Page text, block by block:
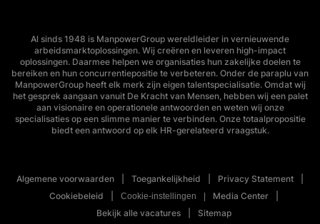
Al sinds 1948 is ManpowerGroup wereldleider in vernieuwende
arbeidsmarktoplossingen. Wij creëren en leveren high-impact
oplossingen. Daarmee helpen we organisaties hun zakelijke doelen te
bereiken en hun concurrentiepositie te verbeteren. Onder de paraplu van
ManpowerGroup heeft elk merk zijn eigen talentspecialisatie. Omdat wij
het gesprek aangaan vanuit De Kracht van Mensen, hebben wij een palet
aan visionaire en operationele antwoorden en weten wij onze
specialisaties op een slimme manier te verbinden. Onze totaalpropositie
biedt een antwoord op elk HR-gerelateerd vraagstuk.
Algemene voorwaarden Toegankelijkheid
Privacy Statement
Cookiebeleid
Cookie-instellingen
Media Center
Bekijk alle vacatures
Sitemap